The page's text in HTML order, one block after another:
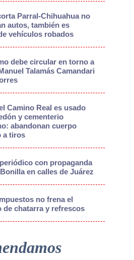
Parral-Chihuahua no
autos, también es
vehículos robados
debe circular en torno a
Talamás Camandari
Camino Real es usado
y cementerio
abandonan cuerpo
a tiros
con propaganda
en calles de Juárez
no frena el
de chatarra y refrescos